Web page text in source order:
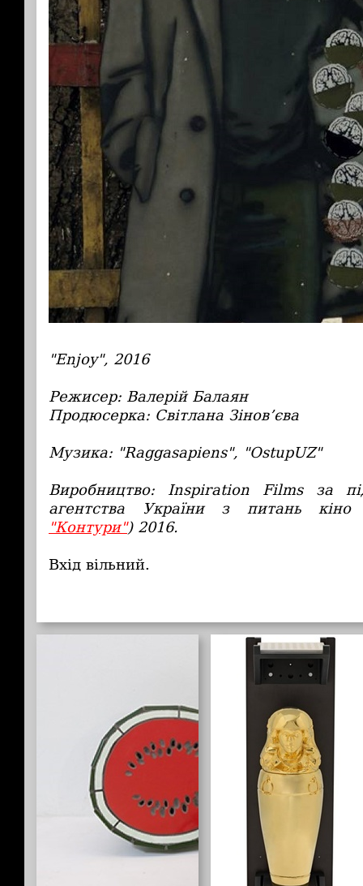
"Enjoy", 2016
Режисер: Валерій Балаян
Продюсерка: Світлана Зінов’єва
Музика: "Raggasapiens", "OstupUZ"
Виробництво: Inspiration Films за
агентства України з питань
"Контури") 2016.
Вхід вільний.